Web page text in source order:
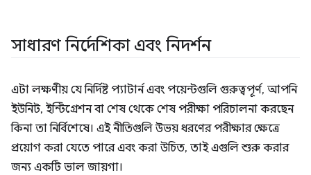
সাধারণ নির্দেশিকা এবং নিদর্শন
এটা লক্ষণীয় যে নির্দিষ্ট প্যাটার্ন এবং পয়েন্টগুলি গুরুত্বপূর্ণ, আপনি
ইউনিট, ইন্টিগ্রেশন বা শেষ থেকে শেষ পরীক্ষা পরিচালনা করছেন
কিনা তা নির্বিশেষে। এই নীতিগুলি উভয় ধরণের পরীক্ষার ক্ষেত্রে
প্রয়োগ করা যেতে পারে এবং করা উচিত, তাই এগুলি শুরু করার
জন্য একটি ভাল জায়গা।